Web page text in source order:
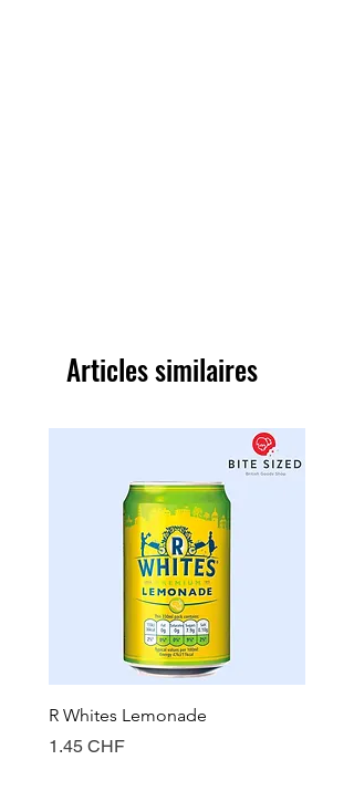
Articles similaires
R Whites Lemonade
Prix
1.45 CHF